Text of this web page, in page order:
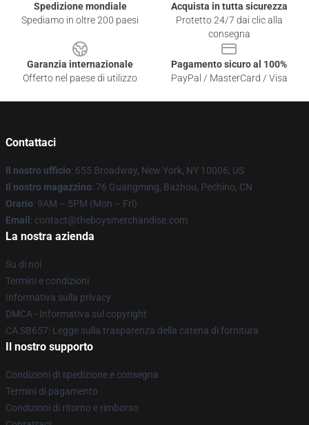
Spedizione mondiale
Spediamo in oltre 200 paesi
Acquista in tutta sicurezza
Protetto 24/7 dai clic alla
consegna
Garanzia internazionale
Offerto nel paese di utilizzo
Pagamento sicuro al 100%
PayPal / MasterCard / Visa
Contattaci
Il nostro ufficio: 655 Broadway, New York, NY 10006, US
Il nostro magazzino: 76 Guangming, Bazhou, Pechino, CN
Orario: 9AM – 5PM (Mon – Fri)
Email : contact@theboysmerchandise.com
La nostra azienda
Su di noi
Termini e condizioni
Informativa sulla privacy
DMCA - Informativa sul copyright
CA SB657: Legge sulla trasparenza della catena di fornitura
Il nostro supporto
Condizioni di spedizione e consegna
Termini di pagamento
Condizioni di ritorno e rimborso